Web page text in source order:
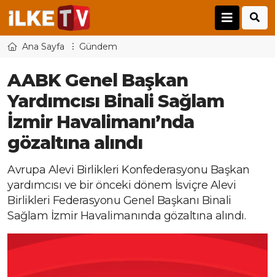
Ana Sayfa Gündem
AABK Genel Başkan
Yardımcısı Binali Sağlam
İzmir Havalimanı’nda
gözaltına alındı
Avrupa Alevi Birlikleri Konfederasyonu Başkan
yardımcısı ve bir önceki dönem İsviçre Alevi
Birlikleri Federasyonu Genel Başkanı Binali
Sağlam İzmir Havalimanında gözaltına alındı.